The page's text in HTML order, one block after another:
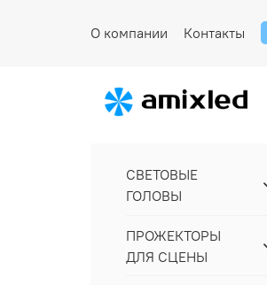
О компании Контакты
СВЕТОВЫЕ
ГОЛОВЫ
ПРОЖЕКТОРЫ
ДЛЯ СЦЕНЫ